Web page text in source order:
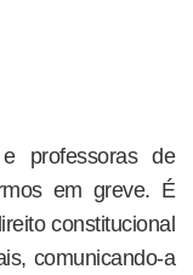
professoras de
em greve. É
constitucional
comunicando-a